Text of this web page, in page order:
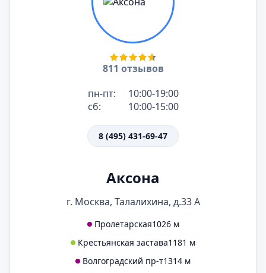
811 отзывов
пн-пт:
10:00-19:00
сб:
10:00-15:00
8 (495) 431-69-47
Аксона
г. Москва, Талалихина, д.33 А
Пролетарская1026 м
Крестьянская застава1181 м
Волгоградский пр-т1314 м